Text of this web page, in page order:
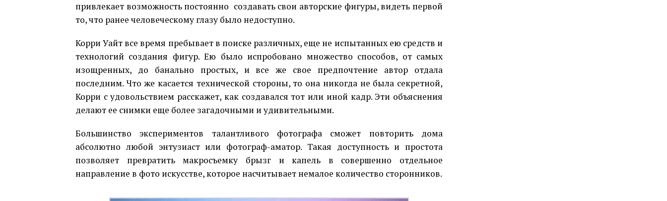
привлекает возможность постоянно создавать свои авторские фигуры, видеть первой
то, что ранее человеческому глазу было недоступно.
Корри Уайт все время пребывает в поиске различных, еще не испытанных ею средств и
технологий создания фигур. Ею было испробовано множество способов, от самых
изощренных, до банально простых, и все же свое предпочтение автор отдала
последним. Что же касается технической стороны, то она никогда не была секретной,
Корри с удовольствием расскажет, как создавался тот или иной кадр. Эти объяснения
делают ее снимки еще более загадочными и удивительными.
Большинство экспериментов талантливого фотографа сможет повторить дома
абсолютно любой энтузиаст или фотограф-аматор. Такая доступность и простота
позволяет превратить макросъемку брызг и капель в совершенно отдельное
направление в фото искусстве, которое насчитывает немалое количество сторонников.